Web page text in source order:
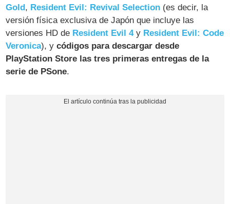
Gold, Resident Evil: Revival Selection (es decir, la
versión física exclusiva de Japón que incluye las
versiones HD de Resident Evil 4y Resident Evil: Code
Veronica), ycódigos para descargar desde
PlayStation Store las tres primeras entregas de la
serie de PSone.